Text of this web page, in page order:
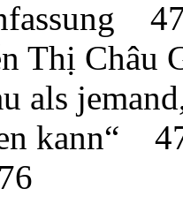
Châu
als
kann“